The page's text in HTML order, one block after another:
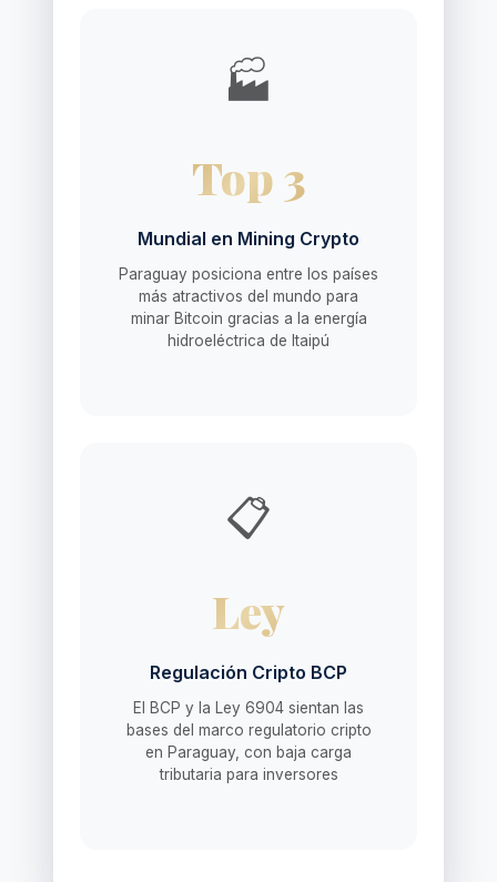
🏭
Top 3
Mundial en Mining Crypto
Paraguay posiciona entre los países
más atractivos del mundo para
minar Bitcoin gracias a la energía
hidroeléctrica de Itaipú
📋
Ley
Regulación Cripto BCP
El BCP y la Ley 6904 sientan las
bases del marco regulatorio cripto
en Paraguay, con baja carga
tributaria para inversores